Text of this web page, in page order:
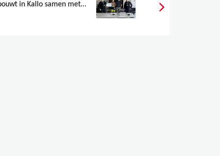
in Kallo samen met...